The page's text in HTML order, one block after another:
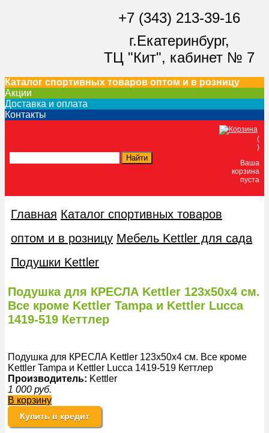
+7 (343) 213-39-16
г.Екатеринбург,
ТЦ "Кит", кабинет № 7
Каталог спортивных товаров оптом и в розницу
Акции
Доставка и оплата
Контакты
(
)
Ваша
корзина
пуста
Главная Каталог спортивных товаров
оптом и в розницу Мебель Kettler для сада
Пoдушки Kettler
Подушка для КРЕСЛА Kettler 123x50x4 cм.
Все кроме Kettler Tampa и Kettler Lucca
1419-519 Кеттлер
Подушка для КРЕСЛА Kettler 123x50x4 cм. Все кроме
Kettler Tampa и Kettler Lucca 1419-519 Кеттлер
Производитель: Kettler
1 000 руб.
В корзину
Купить в кредит